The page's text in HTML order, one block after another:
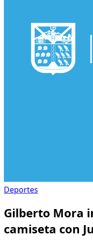
Deportes
Gilberto Mora
camiseta con